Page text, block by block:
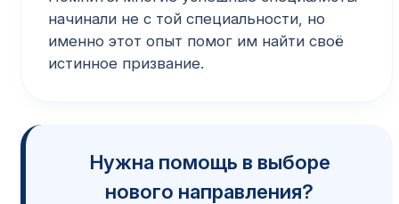
начинали не с той специальности, но
именно этот опыт помог им найти своё
истинное призвание.
Нужна помощь в выборе
нового направления?